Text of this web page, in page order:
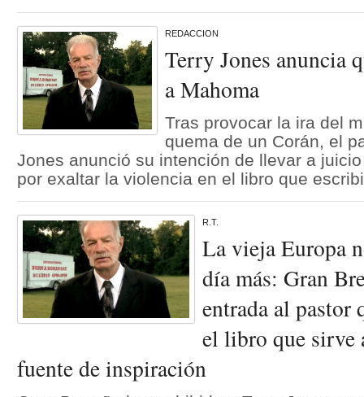
REDACCION
Terry Jones anuncia
a Mahoma
Tras provocar la ira del
quema de un Corán, el
Jones anunció su intención de llevar a
por exaltar la violencia en el libro que
R.T.
La vieja Europa
día más: Gran
entrada al pastor
el libro que sirve
fuente de inspiración